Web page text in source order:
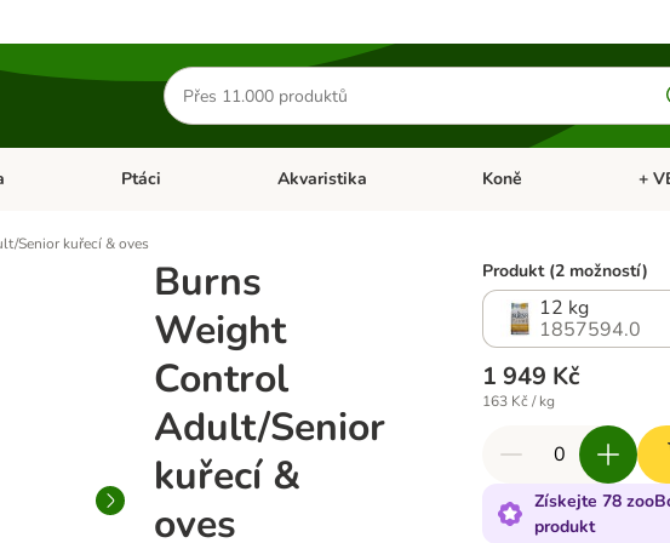
Hledat
produkty
Otevřít menu: Malá zvířata
Ptáci Otevřít menu: Ptáci
Akvaristika Otevřít menu: Akvaristika
Koně +
Senior kuřecí & oves
Burns
Weight
Control
Adult/Senior
kuřecí &
oves
Produkt (2 možností)
12 kg
1857594.0
1 949 Kč
163 Kč / kg
Získejte 78
produkt